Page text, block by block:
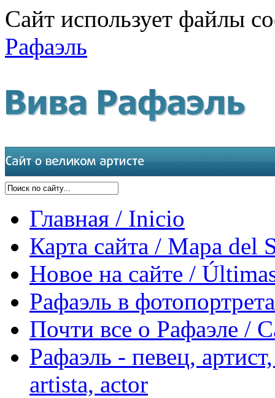
Сайт использует файлы
Рафаэль
Главная / Inicio
Карта сайта / Mapa del
Новое на сайте /
Рафаэль в
Почти все о Рафаэле /
Рафаэль - певец,
artista, actor